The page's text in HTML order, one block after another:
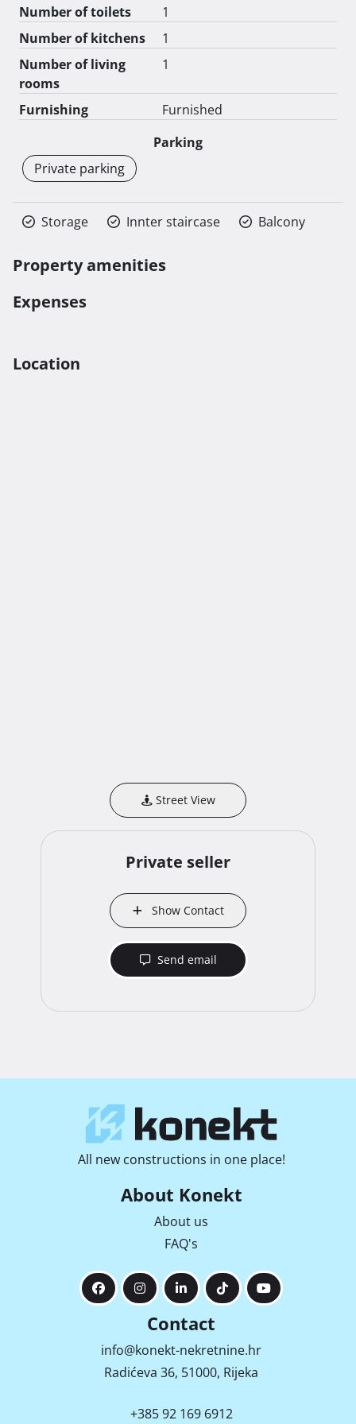
terase i balkoni se obračunavaju 25%, a natkrivene
terase i balkoni po 50% od ukupne cijene stambenog
kvadrata, dok je vrt 10% navedene cijene kvadrata.
Nenatkriveno parking mjesto iznosi 8000 eura,
natkriveno 15000 eura.
Number of toilets
1
Number of kitchens
1
Number of living
rooms
1
Furnishing
Furnished
Parking
Private parking
Storage Innter staircase Balcony
Property amenities
Expenses
Location
Street View
Private seller
Show Contact
Send email
All new constructions in one place!
About Konekt
About us
FAQ's
Contact
info@konekt-nekretnine.hr
Radićeva 36, 51000, Rijeka
+385 92 169 6912